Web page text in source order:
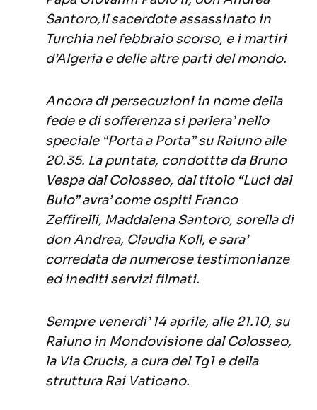
Santoro,il sacerdote assassinato in
Turchia nel febbraio scorso, e i martiri
d’Algeria e delle altre parti del mondo.
Ancora di persecuzioni in nome della
fede e di sofferenza si parlera’ nello
speciale “Porta a Porta” su Raiuno alle
20.35. La puntata, condottta da Bruno
Vespa dal Colosseo, dal titolo “Luci dal
Buio” avra’ come ospiti Franco
Zeffirelli, Maddalena Santoro, sorella di
don Andrea, Claudia Koll, e sara’
corredata da numerose testimonianze
ed inediti servizi filmati.
Sempre venerdi’ 14 aprile, alle 21.10, su
Raiuno in Mondovisione dal Colosseo,
la Via Crucis, a cura del Tg1 e della
struttura Rai Vaticano.